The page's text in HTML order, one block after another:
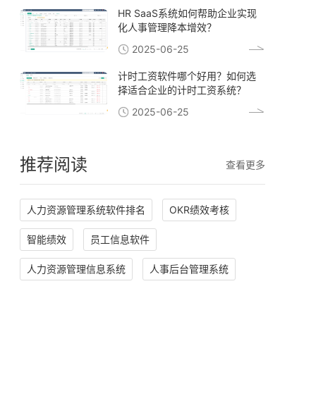
HR SaaS系统如何帮助企业实现
化人事管理降本增效？
2025-06-25
计时工资软件哪个好用？如何选
择适合企业的计时工资系统？
2025-06-25
推荐阅读 查看更多
人力资源管理系统软件排名 OKR绩效考核
智能绩效 员工信息软件
人力资源管理信息系统 人事后台管理系统